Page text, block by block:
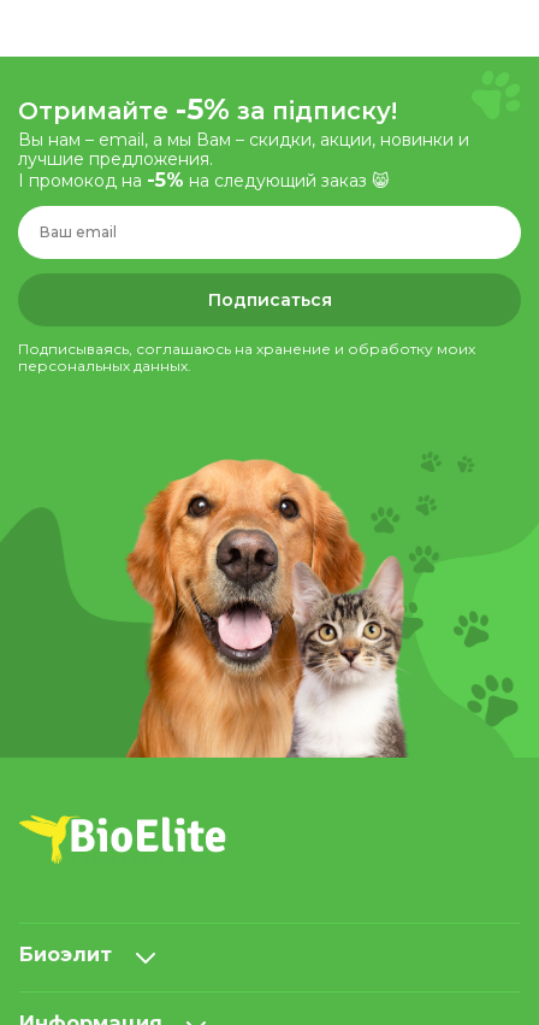
Отримайте -5% за підписку!
Вы нам – email, а мы Вам – скидки, акции, новинки и
лучшие предложения.
І промокод на -5% на следующий заказ 😸
Подписаться
Подписываясь, соглашаюсь на хранение и обработку моих
персональных данных.
Биоэлит